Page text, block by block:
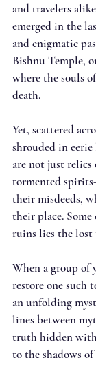
and travelers
emerged in the
and enigmatic
Bishnu Temple,
where the souls
death.
Yet, scattered
shrouded in eerie
are not just
tormented
their misdeeds,
their place.
ruins lies the lost
When a group of
restore one such
an unfolding
lines between
truth hidden
to the shadows of